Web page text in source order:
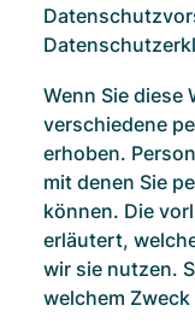
Wenn Sie diese
verschiedene
erhoben.
mit denen Sie
können. Die
erläutert,
wir sie nutzen.
welchem